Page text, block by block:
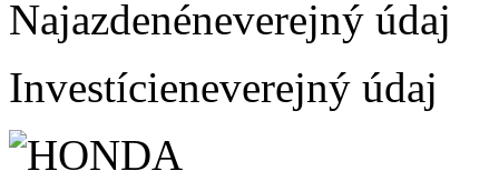
Najazdenéneverejný údaj
Investícieneverejný údaj